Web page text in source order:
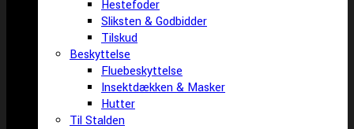
Hestefoder
Sliksten & Godbidder
Tilskud
Beskyttelse
Fluebeskyttelse
Insektdækken & Masker
Hutter
Til Stalden